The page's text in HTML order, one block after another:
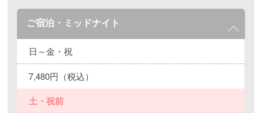
ご宿泊・ミッドナイト
日～金・祝
7,480円（税込）
土・祝前